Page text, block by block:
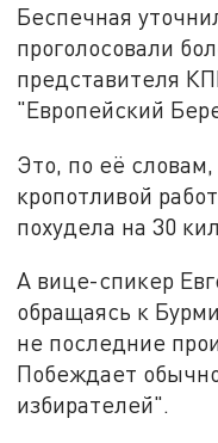
Беспечная
проголосовали
представителя
"Европейский
Это, по её словам,
кропотливой
похудела на 30
А вице-спикер
обращаясь к
не последние
Побеждает
избирателей".